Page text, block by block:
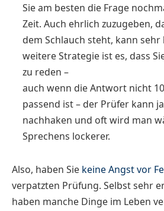
Sie am besten die Frage
Zeit. Auch ehrlich zuzugeben,
dem Schlauch steht, kann sehr
weitere Strategie ist es, dass
zu reden –
auch wenn die Antwort nicht
passend ist – der Prüfer kann
nachhaken und oft wird man
Sprechens lockerer.
Also, haben Sie keine Angst vor
verpatzten Prüfung. Selbst sehr
haben manche Dinge im Leben